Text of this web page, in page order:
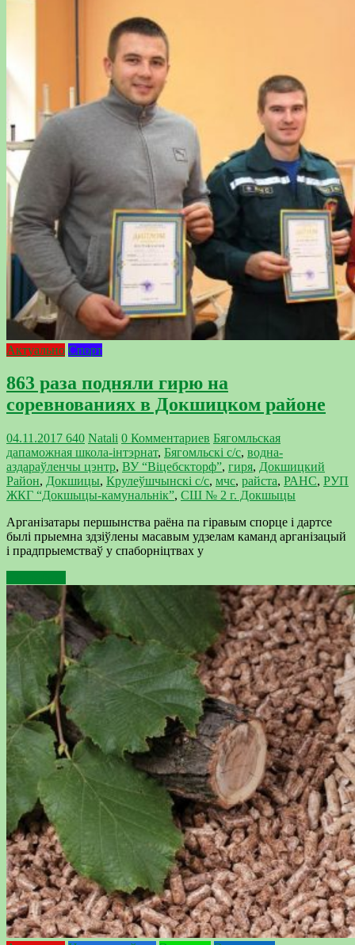
Актуально Спорт
863 раза подняли гирю на
соревнованиях в Докшицком районе
04.11.2017 640 Natali 0 Комментариев Бягомльская
дапаможная школа-інтэрнат, Бягомльскі с/с, водна-
аздараўленчы цэнтр, ВУ “Віцебскторф”, гиря, Докшицкий
Район, Докшицы, Крулеўшчынскі с/с, мчс, райста, РАНС, РУП
ЖКГ “Докшыцы-камунальнік”, СШ № 2 г. Докшыцы
Арганізатары першынства раёна па гіравым спорце і дартсе
былі прыемна здзіўлены масавым удзелам каманд арганізацый
і прадпрыемстваў у спаборніцтвах у